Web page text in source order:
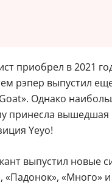
приобрел в 2021
рэпер выпустил
Однако
принесла вышедшая
Yeyo!
выпустил новые
«Падонок», «Много» и